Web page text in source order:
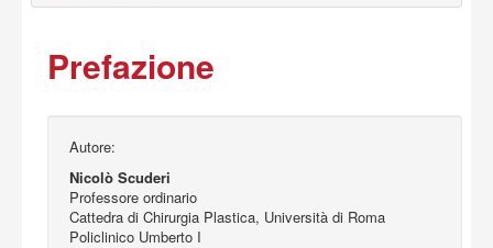
Board Editoriale
Login
Registrazione
Prefazione
Autore:
Nicolò Scuderi
Professore ordinario
Cattedra di Chirurgia Plastica, Università di Roma
Policlinico Umberto I